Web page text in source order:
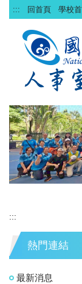
跳
到
::: 回首頁 學校
:::
熱門連結
最新消息